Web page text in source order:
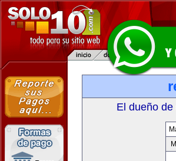
El dueño